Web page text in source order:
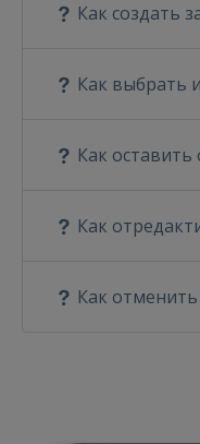
Как создать
Как выбрать
Как оставить
Как
Как отменить